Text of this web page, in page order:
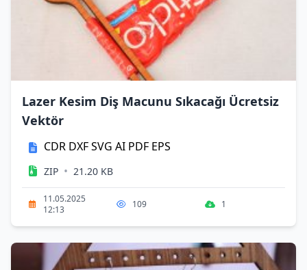
Lazer Kesim Diş Macunu Sıkacağı Ücretsiz
Vektör
CDR DXFSVG AI PDF EPS
ZIP • 21.20 KB
11.05.2025
12:13
109 1